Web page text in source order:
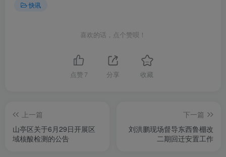
快讯
喜欢的话，点个赞呗！
点赞 7 分享 收藏
上一篇
山亭区关于6月29日开展区
域核酸检测的公告
下一篇
刘洪鹏现场督导东西鲁棚改
二期回迁安置工作